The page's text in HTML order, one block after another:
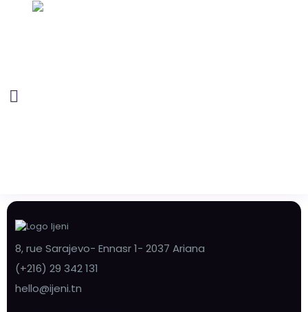
8, rue Sarajevo- Ennasr 1- 2037 Ariana
(+216) 29 342 131
hello@ijeni.tn